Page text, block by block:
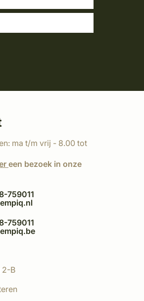
ma t/m vrij - 8.00 tot
een bezoek in onze
759011
759011
2-B